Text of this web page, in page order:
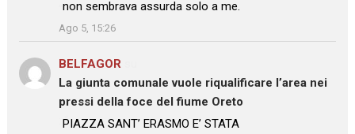
non sembrava assurda solo a me.
”
Ago 5, 15:26
BELFAGOR
La giunta comunale vuole riqualificare l’area nei
pressi della foce del fiume Oreto
: “
PIAZZA SANT’ ERASMO E’ STATA